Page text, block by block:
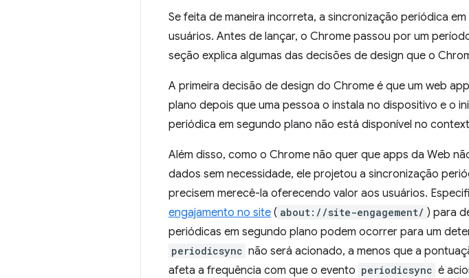
Se feita de maneira incorreta, a sincronização periódica
usuários. Antes de lançar, o Chrome passou por um
seção explica algumas das decisões de design que o
A primeira decisão de design do Chrome é que um web
plano depois que uma pessoa o instala no dispositivo e o
periódica em segundo plano não está disponível no
Além disso, como o Chrome não quer que apps da Web
dados sem necessidade, ele projetou a sincronização
precisem merecê-la oferecendo valor aos usuários.
engajamento no site ( about://site-engagement/ ) para
periódicas em segundo plano podem ocorrer para um
periodicsync não será acionado, a menos que a
afeta a frequência com que o evento periodicsync é